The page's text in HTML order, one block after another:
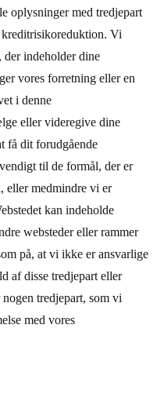
oplysninger med tredjepart
Vi
der indeholder dine
vores forretning eller en
i denne
eller videregive dine
få dit forudgående
til de formål, der er
eller medmindre vi er
kan indeholde
websteder eller rammer
på, at vi ikke er ansvarlige
af disse tredjepart eller
tredjepart, som vi
med vores